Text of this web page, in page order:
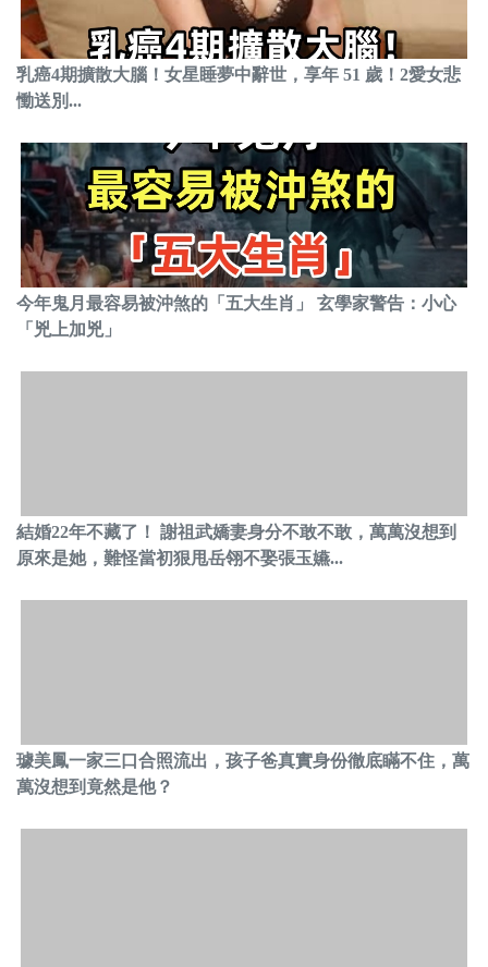
乳癌4期擴散大腦！女星睡夢中辭世，享年 51 歲！2愛女悲
慟送別...
今年鬼月最容易被沖煞的「五大生肖」 玄學家警告：小心
「兇上加兇」
結婚22年不藏了！ 謝祖武嬌妻身分不敢不敢，萬萬沒想到
原來是她，難怪當初狠甩岳翎不娶張玉嬿...
璩美鳳一家三口合照流出，孩子爸真實身份徹底瞞不住，萬
萬沒想到竟然是他？